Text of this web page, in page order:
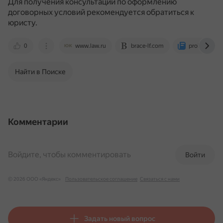
договорных условий рекомендуется обратиться к
юристу.
0 www.law.ru brace-lf.com
Найти в Поиске
Комментарии
Войти
Войдите, чтобы комментировать
© 2026 ООО «Яндекс» Пользовательское соглашение Связаться с нами
Задать новый вопрос